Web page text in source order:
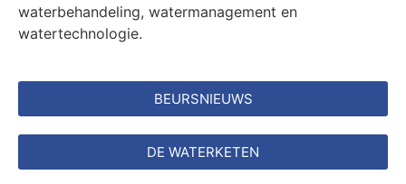
waterbehandeling, watermanagement en
watertechnologie.
BEURSNIEUWS
DE WATERKETEN